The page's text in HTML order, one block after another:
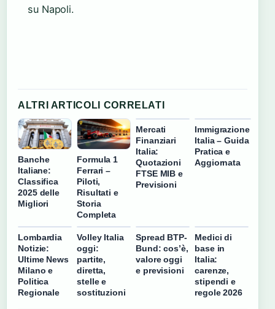
su Napoli.
ALTRI ARTICOLI CORRELATI
Banche
Italiane:
Classifica
2025 delle
Migliori
Formula 1
Ferrari –
Piloti,
Risultati e
Storia
Completa
Mercati
Finanziari
Italia:
Quotazioni
FTSE MIB e
Previsioni
Immigrazione
Italia – Guida
Pratica e
Aggiornata
Lombardia
Notizie:
Ultime News
Milano e
Politica
Regionale
Volley Italia
oggi:
partite,
diretta,
stelle e
sostituzioni
Spread BTP-
Bund: cos’è,
valore oggi
e previsioni
Medici di
base in
Italia:
carenze,
stipendi e
regole 2026